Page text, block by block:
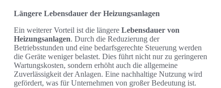
Längere Lebensdauer der Heizungsanlagen
Ein weiterer Vorteil ist die längere Lebensdauer von
Heizungsanlagen. Durch die Reduzierung der
Betriebsstunden und eine bedarfsgerechte Steuerung werden
die Geräte weniger belastet. Dies führt nicht nur zu geringeren
Wartungskosten, sondern erhöht auch die allgemeine
Zuverlässigkeit der Anlagen. Eine nachhaltige Nutzung wird
gefördert, was für Unternehmen von großer Bedeutung ist.